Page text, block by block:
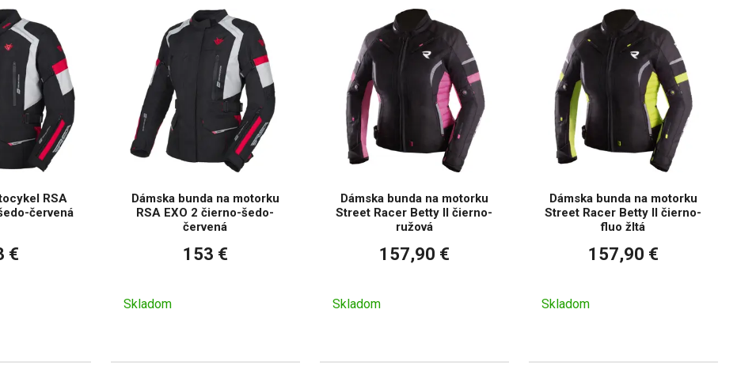
RSA
červená
€
Dámska bunda na motorku
RSA EXO 2 čierno-šedo-
červená
153 €
Skladom
Dámska bunda na motorku
Street Racer Betty II čierno-
ružová
157,90 €
Skladom
Dámska bunda na motorku
Street Racer Betty II čierno-
fluo žltá
157,90 €
Skladom